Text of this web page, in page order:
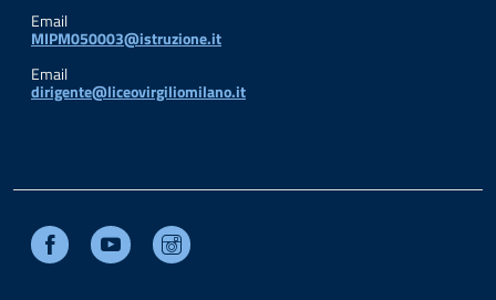
Email
MIPM050003@istruzione.it
Email
dirigente@liceovirgiliomilano.it
Facebook Youtube